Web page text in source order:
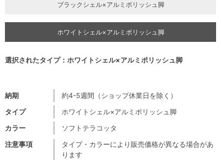
注意事項
タイプ・カラーにより販売価格が異なる場合があ
ります
納期
約4-5週間（ショップ休業日を除く）
タイプ
ホワイトシェル×アルミポリッシュ脚
カラー
ソフトテラコッタ
ブラックシェル×アルミポリッシュ脚
ホワイトシェル×アルミポリッシュ脚
選択されたタイプ：ホワイトシェル×アルミポリッシュ脚